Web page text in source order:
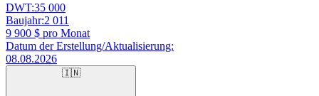
DWT:35 000
Baujahr:2 011
9 900 $ pro Monat
Datum der Erstellung/Aktualisierung:
08.08.2026
🇮🇳